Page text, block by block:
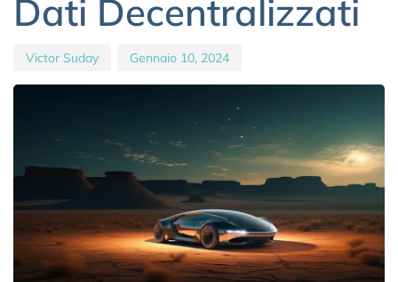
Dati Decentralizzati
Victor Suday Gennaio 10, 2024